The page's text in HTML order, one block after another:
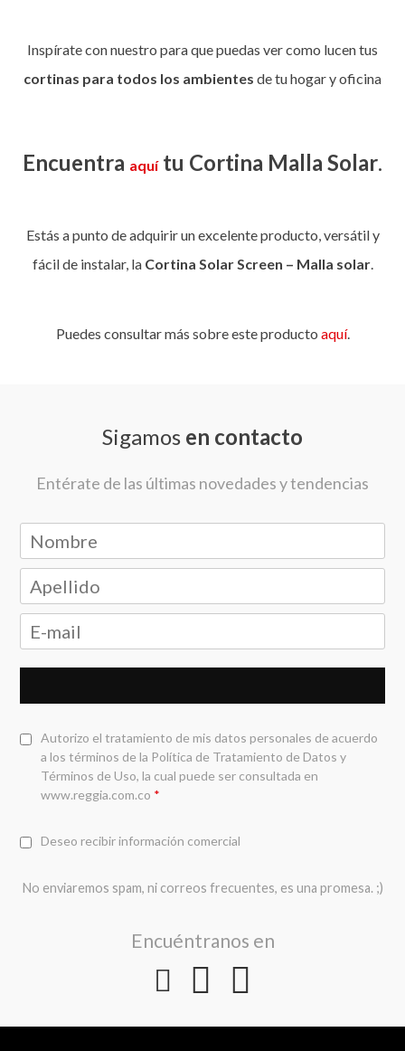
Inspírate con nuestro para que puedas ver como lucen tus
cortinas para todos los ambientes de tu hogar y oficina
Encuentra aquítu Cortina Malla Solar.
Estás a punto de adquirir un excelente producto, versátil y
fácil de instalar, la Cortina Solar Screen – Malla solar.
Puedes consultar más sobre este producto aquí.
Sigamos en contacto
Entérate de las últimas novedades y tendencias
Autorizo el tratamiento de mis datos personales de acuerdo
a los términos de la Política de Tratamiento de Datos y
Términos de Uso, la cual puede ser consultada en
www.reggia.com.co *
Deseo recibir información comercial
No enviaremos spam, ni correos frecuentes, es una promesa. ;)
Encuéntranos en